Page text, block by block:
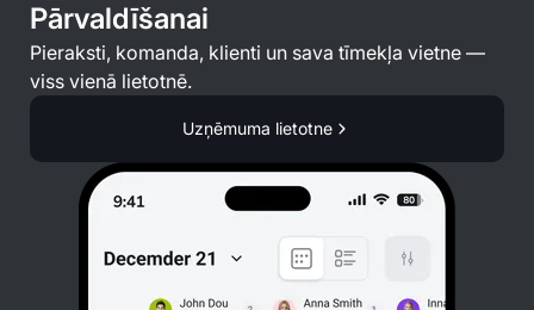
Pārvaldīšanai
Pieraksti, komanda, klienti un sava tīmekļa vietne —
viss vienā lietotnē.
Uzņēmuma lietotne